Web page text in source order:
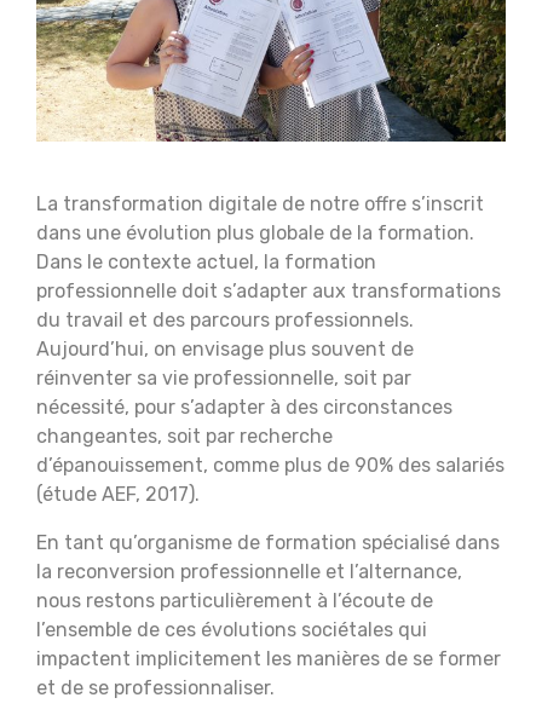
La transformation digitale de notre offre s’inscrit
dans une évolution plus globale de la formation.
Dans le contexte actuel, la formation
professionnelle doit s’adapter aux transformations
du travail et des parcours professionnels.
Aujourd’hui, on envisage plus souvent de
réinventer sa vie professionnelle, soit par
nécessité, pour s’adapter à des circonstances
changeantes, soit par recherche
d’épanouissement, comme plus de 90% des salariés
(étude AEF, 2017).
En tant qu’organisme de formation spécialisé dans
la reconversion professionnelle et l’alternance,
nous restons particulièrement à l’écoute de
l’ensemble de ces évolutions sociétales qui
impactent implicitement les manières de se former
et de se professionnaliser.